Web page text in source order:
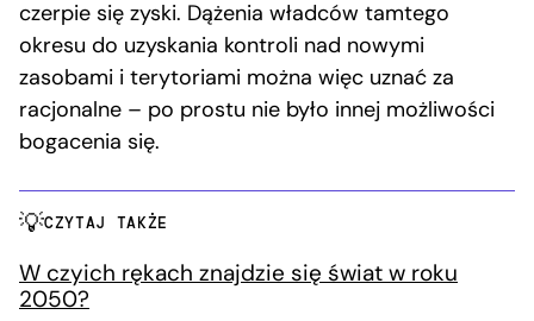
czerpie się zyski. Dążenia władców tamtego
okresu do uzyskania kontroli nad nowymi
zasobami i terytoriami można więc uznać za
racjonalne – po prostu nie było innej możliwości
bogacenia się.
CZYTAJ TAKŻE
W czyich rękach znajdzie się świat w roku
2050?